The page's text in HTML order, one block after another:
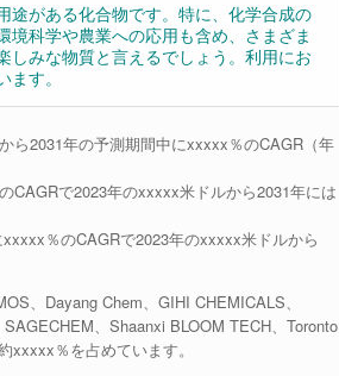
途がある化合物です。特に、化学合成の
科学や農業への応用も含め、さまざま
しみな物質と言えるでしょう。利用にお
す。
ら2031年の予測期間中にxxxxx％のCAGR（年
CAGRで2023年のxxxxx米ドルから2031年には
％のCAGRで2023年のxxxxx米ドルから
、Dayang Chem、GIHI CHEMICALS、
、Shaanxi BLOOM TECH、Toronto
％を占めています。